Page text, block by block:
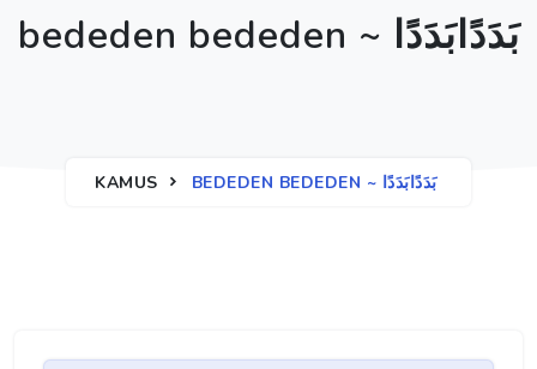
bededen bededen ~ بَدَدًابَدَدًا
KAMUS BEDEDEN BEDEDEN ~ بَدَدًابَدَدًا